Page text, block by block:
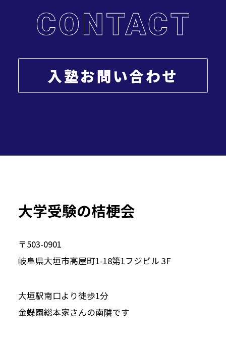
入塾お問い合わせ
大学受験の桔梗会
〒503-0901
岐阜県大垣市高屋町1-18第1フジビル 3F
大垣駅南口より徒歩1分
金蝶園総本家さんの南隣です